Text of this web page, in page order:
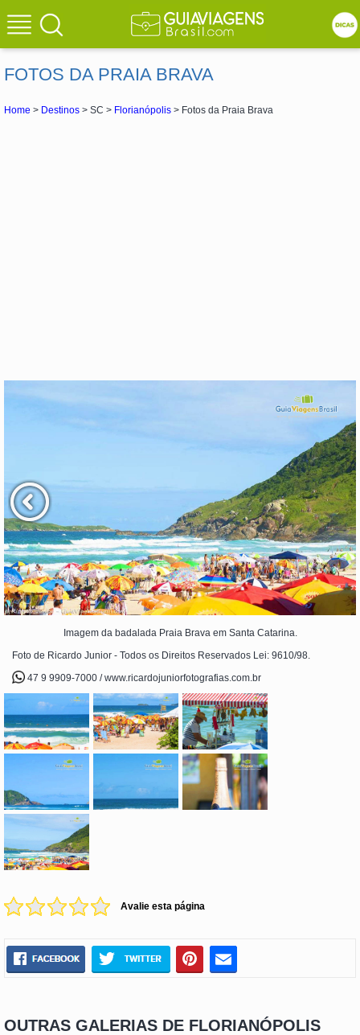
FOTOS DA PRAIA BRAVA
Home > Destinos > SC > Florianópolis > Fotos da Praia Brava
Imagem da badalada Praia Brava em Santa Catarina.
Foto de Ricardo Junior - Todos os Direitos Reservados Lei: 9610/98.
47 9 9909-7000 / www.ricardojuniorfotografias.com.br
Avalie esta página
OUTRAS GALERIAS DE FLORIANÓPOLIS